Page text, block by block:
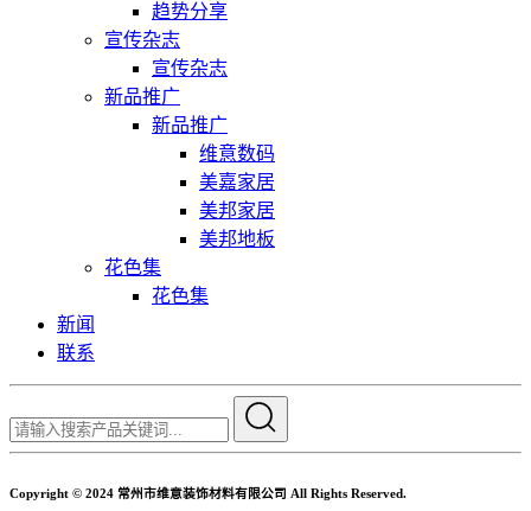
趋势分享
宣传杂志
宣传杂志
新品推广
新品推广
维意数码
美嘉家居
美邦家居
美邦地板
花色集
花色集
新闻
联系
Copyright © 2024 常州市维意装饰材料有限公司 All Rights Reserved.